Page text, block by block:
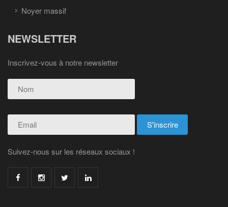
Noyer massif
NEWSLETTER
Inscrivez-vous à notre newsletter
Suivez-nous sur les réseaux sociaux !